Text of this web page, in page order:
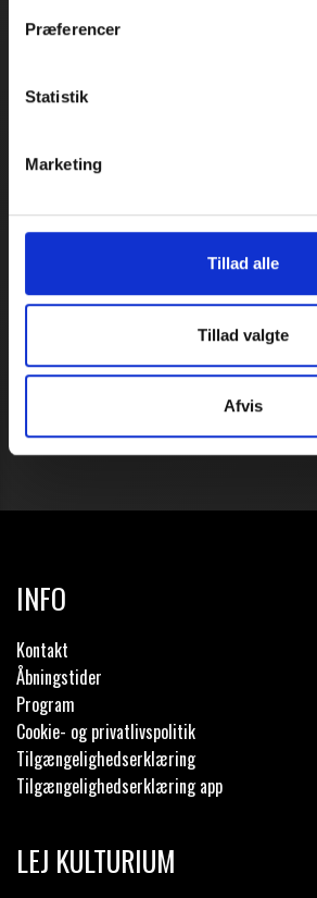
Præferencer
Statistik
Marketing
Tillad alle
Tillad valgte
Afvis
INFO
Kontakt
Åbningstider
Program
Cookie- og privatlivspolitik
Tilgængelighedserklæring
Tilgængelighedserklæring app
LEJ KULTURIUM